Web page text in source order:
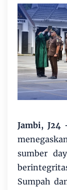
Jambi, J24
sumber
Sumpah